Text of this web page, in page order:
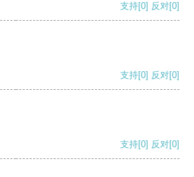
支持[0] 反对[0]
支持[0] 反对[0]
支持[0] 反对[0]